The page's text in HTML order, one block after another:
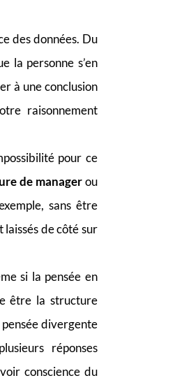
des données. Du
la personne s’en
à une conclusion
raisonnement
pour ce
de managerou
sans être
laissés de côté sur
si la pensée en
être la structure
divergente
réponses
conscience du